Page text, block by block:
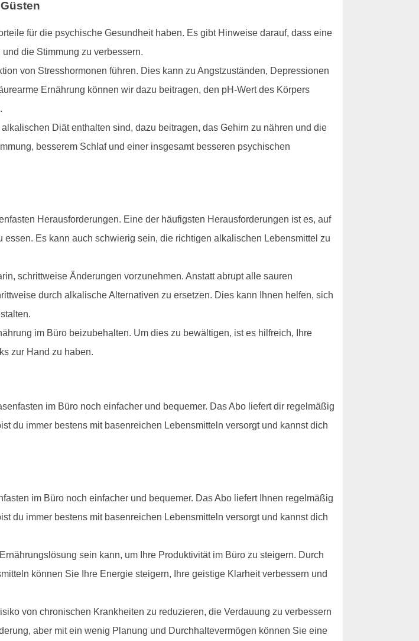
für die psychische Gesundheit haben. Es gibt Hinweise darauf, dass eine
die Stimmung zu verbessern.
von Stresshormonen führen. Dies kann zu Angstzuständen, Depressionen
Ernährung können wir dazu beitragen, den pH-Wert des Körpers
Diät enthalten sind, dazu beitragen, das Gehirn zu nähren und die
besserem Schlaf und einer insgesamt besseren psychischen
Herausforderungen. Eine der häufigsten Herausforderungen ist es, auf
Es kann auch schwierig sein, die richtigen alkalischen Lebensmittel zu
schrittweise Änderungen vorzunehmen. Anstatt abrupt alle sauren
durch alkalische Alternativen zu ersetzen. Dies kann Ihnen helfen, sich
im Büro beizubehalten. Um dies zu bewältigen, ist es hilfreich, Ihre
zur Hand zu haben.
im Büro noch einfacher und bequemer. Das Abo liefert dir regelmäßig
du immer bestens mit basenreichen Lebensmitteln versorgt und kannst dich
im Büro noch einfacher und bequemer. Das Abo liefert Ihnen regelmäßig
du immer bestens mit basenreichen Lebensmitteln versorgt und kannst dich
sein kann, um Ihre Produktivität im Büro zu steigern. Durch
können Sie Ihre Energie steigern, Ihre geistige Klarheit verbessern und
von chronischen Krankheiten zu reduzieren, die Verdauung zu verbessern
aber mit ein wenig Planung und Durchhaltevermögen können Sie eine